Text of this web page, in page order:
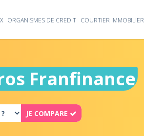
ORGANISMES DE CREDIT COURTIER IMMOBILIER
Franfinance
JE COMPARE